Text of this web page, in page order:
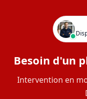
Besoin d'un
Intervention en